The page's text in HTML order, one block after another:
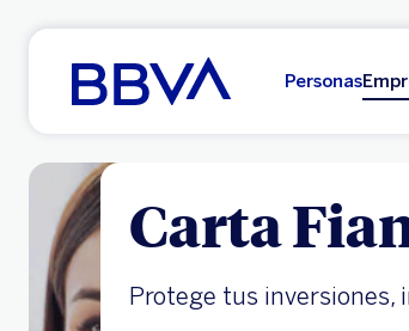
Ir al contenido principal
Personas
Carta
Protege tus inversiones,